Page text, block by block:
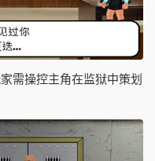
需操控主角在监狱中策划